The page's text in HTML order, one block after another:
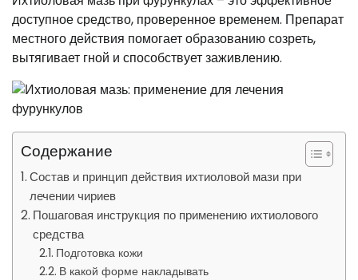
доступное средство, проверенное временем. Препарат
местного действия помогает образованию созреть,
вытягивает гной и способствует заживлению.
Содержание
Состав и принцип действия ихтиоловой мази при
лечении чириев
Пошаговая инструкция по применению ихтиолового
средства
Подготовка кожи
В какой форме накладывать